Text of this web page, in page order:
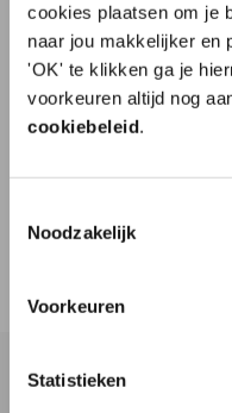
cookies plaatsen om je
naar jou makkelijker en
'OK' te klikken ga je
voorkeuren altijd nog
cookiebeleid.
Noodzakelijk
Voorkeuren
Statistieken
Prima drukwerk.
besteld. Binnen paar
Aanbeveling
JA!
Datum
Meer info over
10%
eerste
Naam
E-mailadres